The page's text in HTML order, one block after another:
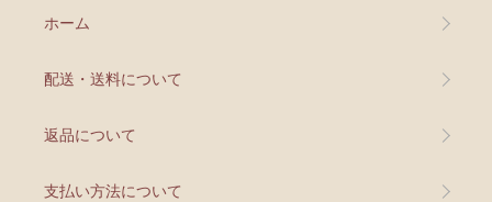
ホーム
配送・送料について
返品について
支払い方法について